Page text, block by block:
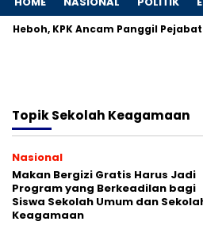
KPK Ancam Panggil Pejabat
TopikSekolah Keagamaan
Nasional
Makan Bergizi Gratis Harus Jadi
Program yang Berkeadilan bagi
Siswa Sekolah Umum dan
Keagamaan